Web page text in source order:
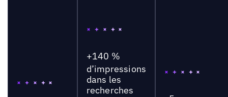
+140 %
d’impressions
dans les
recherches